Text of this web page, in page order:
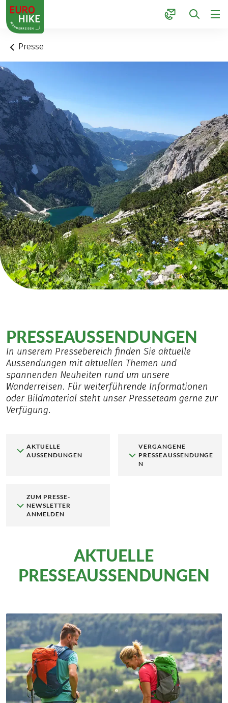
1
Presse
PRESSEAUSSENDUNGEN
In unserem Pressebereich finden Sie aktuelle
Aussendungen mit aktuellen Themen und
spannenden Neuheiten rund um unsere
Wanderreisen. Für weiterführende Informationen
oder Bildmaterial steht unser Presseteam gerne zur
Verfügung.
AKTUELLE
AUSSENDUNGEN
VERGANGENE
PRESSEAUSSENDUNGE
N
ZUM PRESSE-
NEWSLETTER
ANMELDEN
AKTUELLE
PRESSEAUSSENDUNGEN